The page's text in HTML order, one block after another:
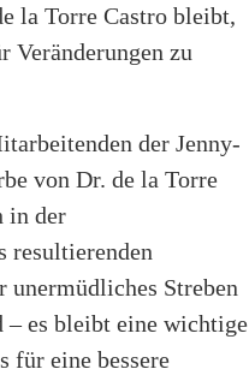
la Torre Castro bleibt,
Veränderungen zu
der Jenny-
von Dr. de la Torre
in der
resultierenden
Streben
es bleibt eine wichtige
für eine bessere